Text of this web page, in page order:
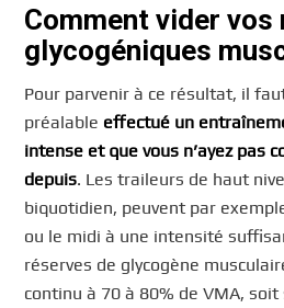
Comment vider vos
glycogéniques
Pour parvenir à ce résultat, il
préalable effectué un
intense et que vous n’ayez pas
depuis. Les traileurs de haut
biquotidien, peuvent par
ou le midi à une intensité
réserves de glycogène
continu à 70 à 80% de VMA,